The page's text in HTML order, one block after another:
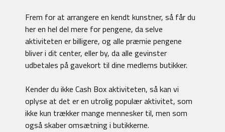
Frem for at arrangere en kendt kunstner, så får du
her en hel del mere for pengene, da selve
aktiviteten er billigere, og alle præmie pengene
bliver i dit center, eller by, da alle gevinster
udbetales på gavekort til dine medlems butikker.
Kender du ikke Cash Box aktiviteten, så kan vi
oplyse at det er en utrolig populær aktivitet, som
ikke kun trækker mange mennesker til, men som
også skaber omsætning i butikkerne.